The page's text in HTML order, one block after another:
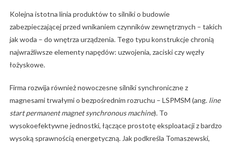
Kolejna istotna linia produktów to silniki o budowie
zabezpieczającej przed wnikaniem czynników zewnętrznych – takich
jak woda – do wnętrza urządzenia. Tego typu konstrukcje chronią
najwrażliwsze elementy napędów: uzwojenia, zaciski czy węzły
łożyskowe.
Firma rozwija również nowoczesne silniki synchroniczne z
magnesami trwałymi o bezpośrednim rozruchu – LSPMSM (ang. line
start permanent magnet synchronous machine). To
wysokoefektywne jednostki, łączące prostotę eksploatacji z bardzo
wysoką sprawnością energetyczną. Jak podkreśla Tomaszewski,